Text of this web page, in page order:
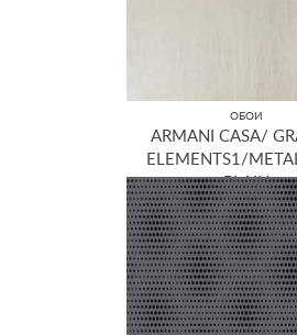
ОБОИ
ARMANI CASA/
ELEMENTS1/
PLAIN
GA3 9380